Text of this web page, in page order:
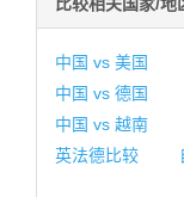
中国 vs 美国
中国 vs 德国
中国 vs 越南
英法德比较